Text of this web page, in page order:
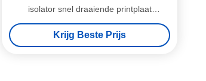
isolator snel draaiende printplaat
assemblage
Krijg Beste Prijs